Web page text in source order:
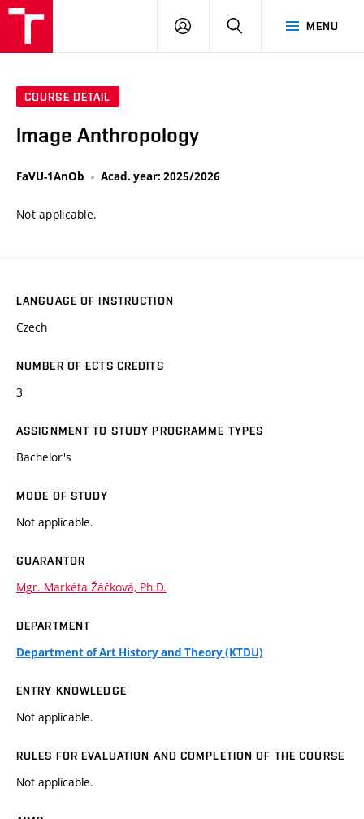
MENU
LOG
SEARCH
COURSE DETAIL
Image Anthropology
FaVU-1AnOb Acad. year: 2025/2026
Not applicable.
LANGUAGE OF INSTRUCTION
Czech
NUMBER OF ECTS CREDITS
3
ASSIGNMENT TO STUDY PROGRAMME TYPES
Bachelor's
MODE OF STUDY
Not applicable.
GUARANTOR
Mgr. Markéta Žáčková, Ph.D.
DEPARTMENT
Department of Art History and Theory (KTDU)
ENTRY KNOWLEDGE
Not applicable.
RULES FOR EVALUATION AND COMPLETION OF THE COURSE
Not applicable.